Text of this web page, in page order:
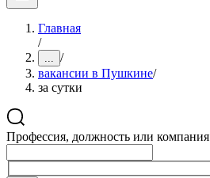
Главная
/
... /
вакансии в Пушкине/
за сутки
Профессия, должность или компания